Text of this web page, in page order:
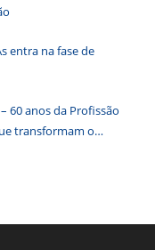
entra na fase de
60 anos da Profissão
transformam o